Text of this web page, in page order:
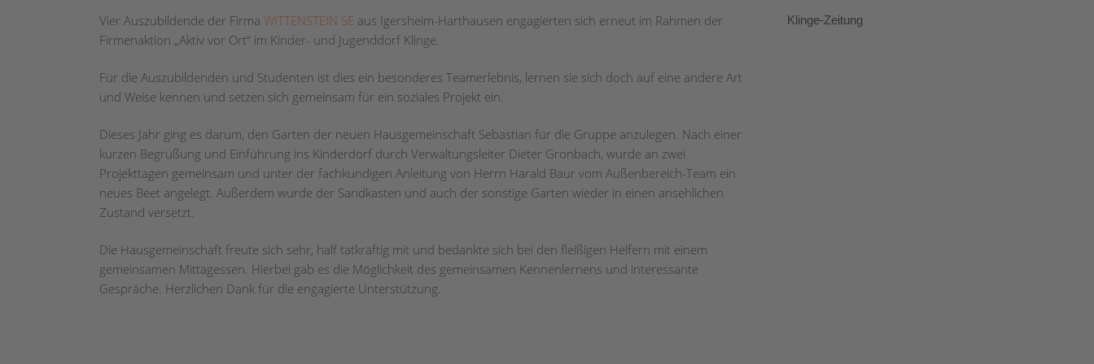
Vier Auszubildende der Firma WITTENSTEIN SE aus Igersheim-Harthausen engagierten sich erneut im Rahmen der
Firmenaktion „Aktiv vor Ort“ im Kinder- und Jugenddorf Klinge.
Für die Auszubildenden und Studenten ist dies ein besonderes Teamerlebnis, lernen sie sich doch auf eine andere Art
und Weise kennen und setzen sich gemeinsam für ein soziales Projekt ein.
Dieses Jahr ging es darum, den Garten der neuen Hausgemeinschaft Sebastian für die Gruppe anzulegen. Nach einer
kurzen Begrüßung und Einführung ins Kinderdorf durch Verwaltungsleiter Dieter Gronbach, wurde an zwei
Projekttagen gemeinsam und unter der fachkundigen Anleitung von Herrn Harald Baur vom Außenbereich-Team ein
neues Beet angelegt. Außerdem wurde der Sandkasten und auch der sonstige Garten wieder in einen ansehlichen
Zustand versetzt.
Die Hausgemeinschaft freute sich sehr, half tatkräftig mit und bedankte sich bei den fleißigen Helfern mit einem
gemeinsamen Mittagessen. Hierbei gab es die Möglichkeit des gemeinsamen Kennenlernens und interessante
Gespräche. Herzlichen Dank für die engagierte Unterstützung.
Klinge-Zeitung